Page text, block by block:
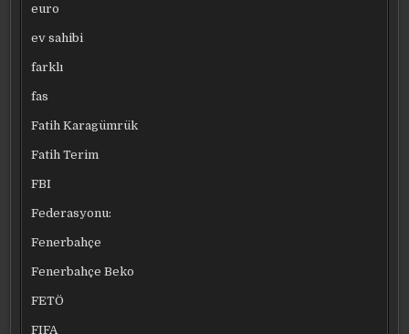
euro
ev sahibi
farklı
fas
Fatih Karagümrük
Fatih Terim
FBI
Federasyonu:
Fenerbahçe
Fenerbahçe Beko
FETÖ
FIFA